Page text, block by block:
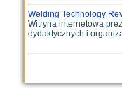
Welding Technology
Witryna internetowa
dydaktycznych i